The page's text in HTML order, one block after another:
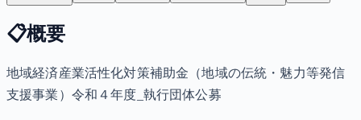
📋概要
地域経済産業活性化対策補助金（地域の伝統・魅力等発信
支援事業）令和４年度_執行団体公募